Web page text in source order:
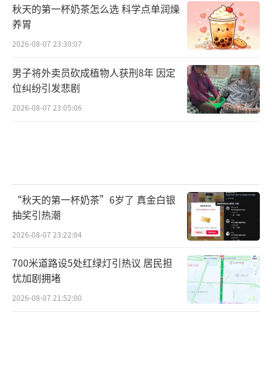
秋天的第一杯奶茶怎么选 科学点单润燥
养胃
2026-08-07 23:30:07
男子将外卖员砍成植物人获刑8年 因定
位纠纷引发悲剧
2026-08-07 23:05:06
“秋天的第一杯奶茶”6岁了 真金白银
抽奖引热潮
2026-08-07 23:22:04
700米道路设5处红绿灯引热议 居民担
忧加剧拥堵
2026-08-07 21:52:00